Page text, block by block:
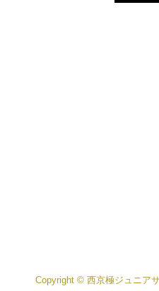
Copyright © 西京極ジュニア